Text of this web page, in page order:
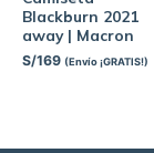
Blackburn 2021
away | Macron
S/169 (Envío ¡GRATIS!)